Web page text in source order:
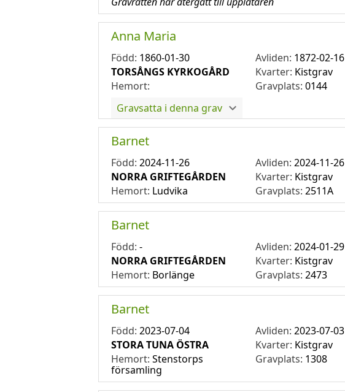
Anna Maria
Född: 1860-01-30 Avliden: 1872-02-16
TORSÅNGS KYRKOGÅRD
Kvarter: Kistgrav
Hemort:
Gravplats:0144
Gravsatta i denna grav
Barnet
Född: 2024-11-26 Avliden:2024-11-26
NORRA GRIFTEGÅRDEN
Kvarter: Kistgrav
Hemort: Ludvika Gravplats:2511A
Barnet
Född: - Avliden:2024-01-29
NORRA GRIFTEGÅRDEN
Kvarter: Kistgrav
Hemort: Borlänge Gravplats:2473
Barnet
Född: 2023-07-04 Avliden:2023-07-03
STORA TUNA ÖSTRA
Kvarter: Kistgrav
Hemort: Stenstorps
församling
Gravplats: 1308